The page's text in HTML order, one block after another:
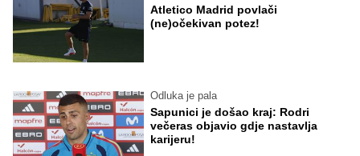
Atletico Madrid povlači
(ne)očekivan potez!
Odluka je pala
Sapunici je došao kraj: Rodri
večeras objavio gdje nastavlja
karijeru!